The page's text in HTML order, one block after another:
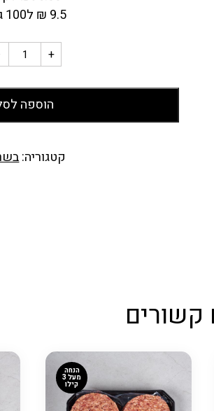
9.5
₪ ל100 גרם
+
הוספה
קטגוריה:
קשורים
הנחה
מעל 3
קילו